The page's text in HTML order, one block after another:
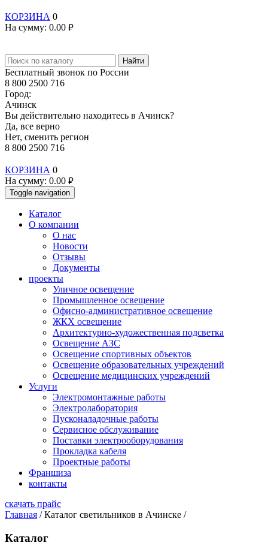
КОРЗИНА 0
На сумму: 0.00 руб.
Найти
Бесплатный звонок по России
8 800 2500 716
Город:
Ачинск
Вы действительно находитесь в Ачинск?
Да, все верно
Нет, сменить регион
8 800 2500 716
КОРЗИНА 0
На сумму: 0.00 руб.
Toggle navigation
Каталог
О компании
О нас
Новости
Отзывы
Документы
проекты
Уличное освещение
Промышленное освещение
Офисно-административное освещение
ЖКХ освещение
Архитектурно-художественная подсветка
Освещение АЗС
Освещение спортивных объектов
Освещение образовательных учреждений
Освещение медицинских учреждений
Услуги
Электромонтажные работы
Электролаборатория
Пусконаладочные работы
Сервисное обслуживание
Поставки электрооборудования
Прокладка кабеля
Проектные работы
Франшиза
контакты
скачать прайс
Главная / Каталог светильников в Ачинске /
Каталог